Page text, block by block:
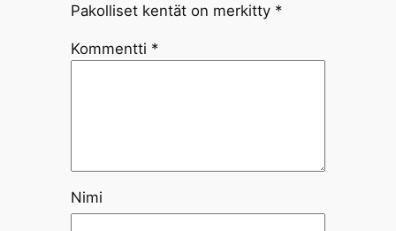
Pakolliset kentät on merkitty *
Kommentti *
Nimi